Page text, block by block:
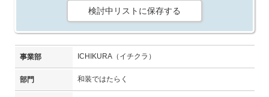
検討中リストに保存する
事業部 ICHIKURA（イチクラ）
部門 和装ではたらく